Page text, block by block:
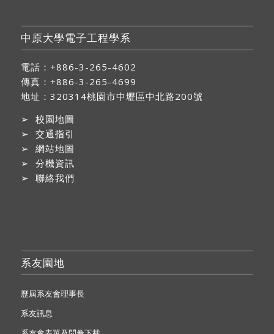
中原大學電子工程學系
電話：+886-3-265-4602
傳真：+886-3-265-4699
地址： 320314桃園市中壢區中北路200號
➢ 校園地圖
➢ 交通指引
➢ 網站地圖
➢ 分機資訊
➢ 聯絡我們
系友園地
歷屆系友會理事長
系友訊息